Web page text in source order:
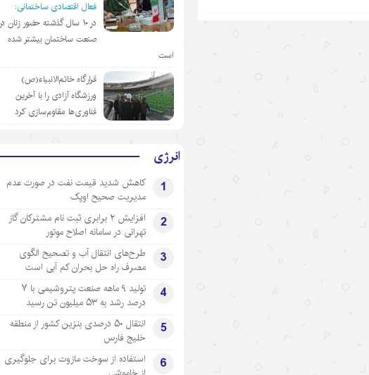
فعال اقتصادی ساختمانی:
در ١٠ سال گذشته حضور زنان در
صنعت ساختمان بیشتر شده
است
قرارگاه خاتم‌الانبیاء(ص)
ورزشگاه آزادی را با آخرین
فناوری‌ها مقاوم‌سازی کرد
انرژی
1
کاهش شدید قیمت نفت در صورت عدم
مدیریت صحیح اوپک
2
افزایش ۲ برابری ثبت نام مشترکان گاز
تهرانی‌ در سامانه اصلاح موتور
3
طرح‌های انتقال آب و تصحیح الگوی
مصرف راه حل بحران کم آبی است
4
تولید ۹ ماهه صنعت پتروشیمی با ۷
درصد رشد به ۵۳ میلیون تن رسید
5
انتقال ۵۰ درصدی بنزین کشور از منطقه
خلیج فارس
6
استفاده از سوخت مازوت برای جلوگیری